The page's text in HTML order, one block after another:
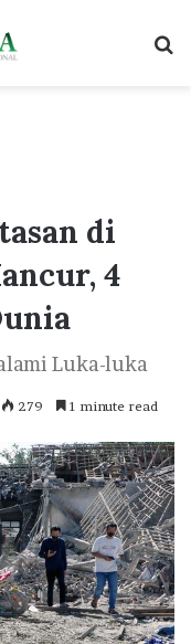
di
4
Luka-luka
279 1 minute read